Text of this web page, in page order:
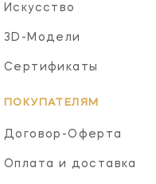
Искусство
3D-Модели
Сертификаты
ПОКУПАТЕЛЯМ
Договор-Оферта
Оплата и доставка